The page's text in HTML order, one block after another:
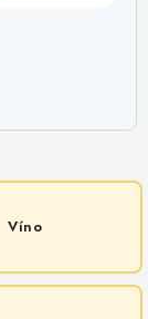
Víno